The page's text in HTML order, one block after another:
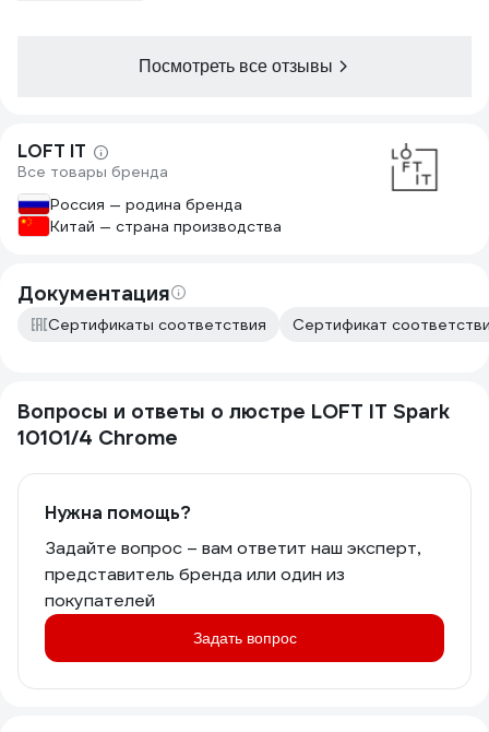
Посмотреть все отзывы
LOFT IT
Все товары бренда
Россия — родина бренда
Китай — страна производства
Документация
Сертификаты соответствия Сертификат
Вопросы и ответы о люстре LOFT IT Spark
10101/4 Chrome
Нужна помощь?
Задайте вопрос – вам ответит наш эксперт,
представитель бренда или один из
покупателей
Задать вопрос